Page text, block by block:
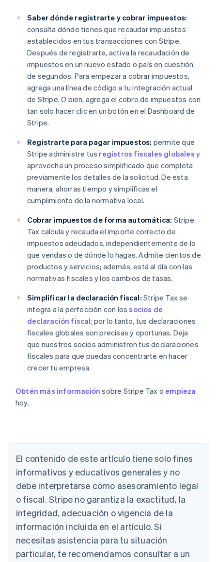
Saber dónde registrarte y cobrar impuestos:
consulta dónde tienes que recaudar impuestos
establecidos en tus transacciones con Stripe.
Después de registrarte, activa la recaudación de
impuestos en un nuevo estado o país en cuestión
de segundos. Para empezar a cobrar impuestos,
agrega una línea de código a tu integración actual
de Stripe. O bien, agrega el cobro de impuestos con
tan solo hacer clic en un botón en el Dashboard de
Stripe.
Registrarte para pagar impuestos: permite que
Stripe administre tus registros fiscales globales y
aprovecha un proceso simplificado que completa
previamente los detalles de la solicitud. De esta
manera, ahorras tiempo y simplificas el
cumplimiento de la normativa local.
Cobrar impuestos de forma automática: Stripe
Tax calcula y recauda el importe correcto de
impuestos adeudados, independientemente de lo
que vendas o de dónde lo hagas. Admite cientos de
productos y servicios; además, está al día con las
normativas fiscales y los cambios de tasas.
Simplificar la declaración fiscal: Stripe Tax se
integra a la perfección con lossocios de
declaración fiscal; por lo tanto, tus declaraciones
fiscales globales son precisas y oportunas. Deja
que nuestros socios administren tus declaraciones
fiscales para que puedas concentrarte en hacer
crecer tu empresa.
Obtén más información sobre Stripe Tax o empieza
hoy.
El contenido de este artículo tiene solo fines
informativos y educativos generales y no
debe interpretarse como asesoramiento legal
o fiscal. Stripe no garantiza la exactitud, la
integridad, adecuación o vigencia de la
información incluida en el artículo. Si
necesitas asistencia para tu situación
particular, te recomendamos consultar a un
Alemania
Deutsch English
Australia
English
Austria
Deutsch English
Bélgica
Nederlands English
Brasil